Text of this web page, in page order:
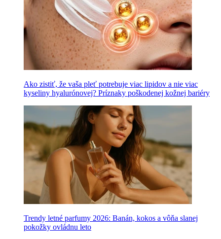
Ako zistiť, že vaša pleť potrebuje viac lipidov a nie viac
kyseliny hyalurónovej? Príznaky poškodenej kožnej bariéry
Trendy letné parfumy 2026: Banán, kokos a vôňa slanej
pokožky ovládnu leto